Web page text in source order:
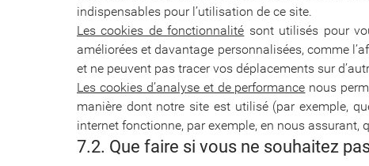
indispensables pour l’utilisation de ce site.
Les cookies de fonctionnalité sont utilisés pour
améliorées et davantage personnalisées, comme
et ne peuvent pas tracer vos déplacements sur
Les cookies d’analyse et de performance nous
manière dont notre site est utilisé (par exemple,
internet fonctionne, par exemple, en nous assurant,
7.2. Que faire si vous ne souhaitez